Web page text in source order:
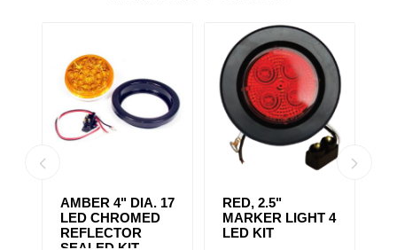
AMBER CLEAR,
4IN DIA. 10 LED
SEALED
4" RED 10 LED
LIGHT